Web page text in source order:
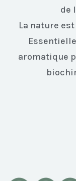
de
La nature
aromatique